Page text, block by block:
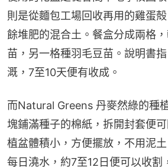
則是從麵包工場回收再用的雞蛋
餘堆肥的混合土。餐盒分成兩格
苗，另一格種羽毛豆苗。說明書
溉，7至10天便有收成。
而Natural Greens 丹麥然綠的種
塊鋪滿種子的棉紙，拆開封套便
植盆體積小，方便擺放，不用泥
每日澆水，約7至12日便可以收割